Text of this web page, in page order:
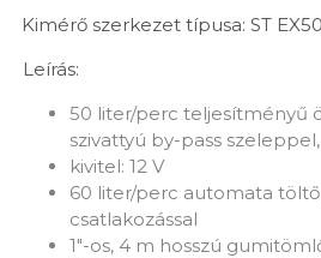
Kimérő szerkezet típusa: ST
Leírás:
50 liter/perc teljesítményű
szivattyú by-pass
kivitel: 12 V
60 liter/perc automata
csatlakozással
1"-os, 4 m hosszú